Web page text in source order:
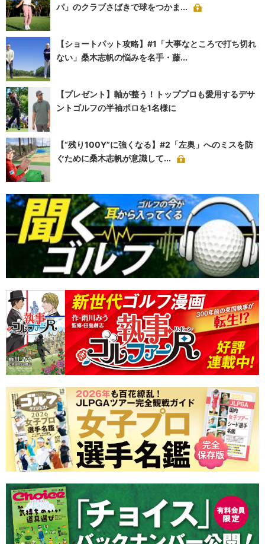
パ」のクラブさばきで球をつかま...
【ショートパット攻略】#1「大事なところで打ち切れ
ない」桑木志帆の悩みを名手・藤...
【プレゼント】軸が整う！トッププロも愛用するデサ
ントゴルフの半袖ポロを1名様に
【“残り100Y”に強くなる】#2「左奥」へのミスを防
ぐために桑木志帆が意識して...